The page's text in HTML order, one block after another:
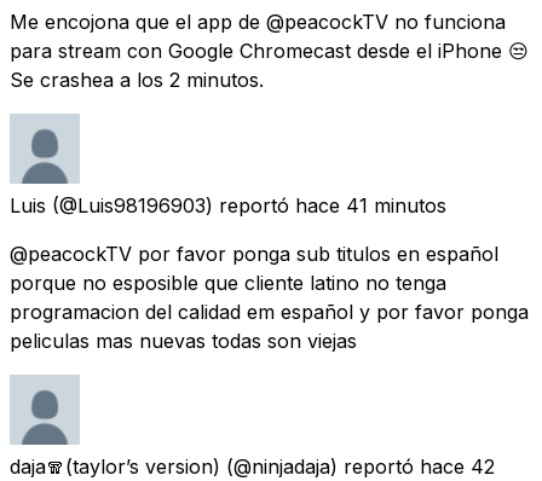
Me encojona que el app de @peacockTV no funciona
para stream con Google Chromecast desde el iPhone 😒
Se crashea a los 2 minutos.
Luis (@Luis98196903) reportó hace 41 minutos
@peacockTV por favor ponga sub titulos en español
porque no esposible que cliente latino no tenga
programacion del calidad em español y por favor ponga
peliculas mas nuevas todas son viejas
daja🧣(taylor’s version) (@ninjadaja) reportó hace 42